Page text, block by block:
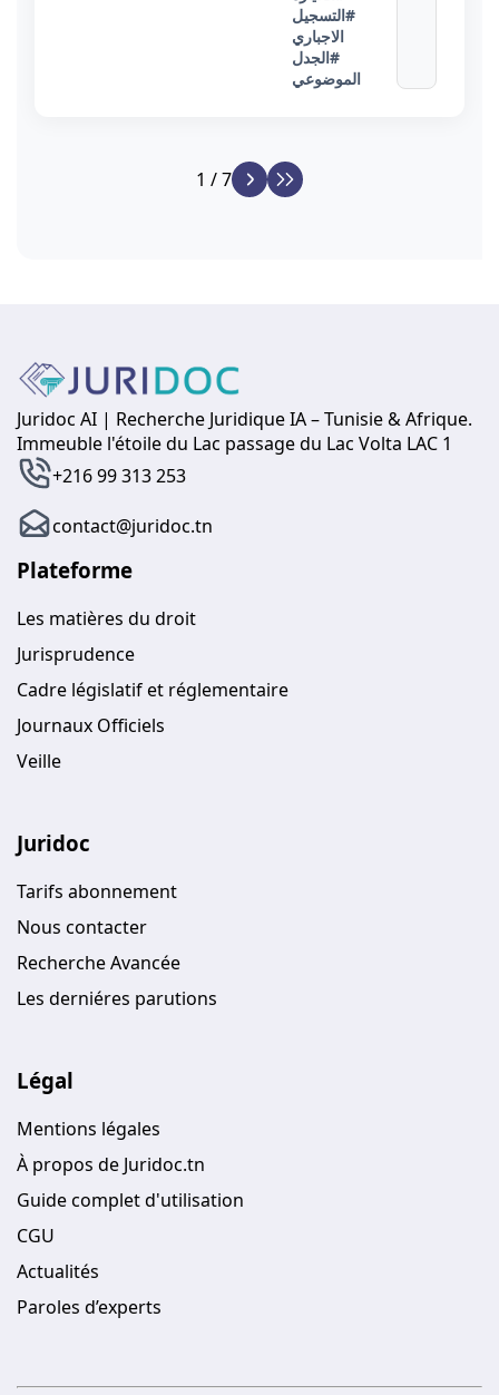
#التسجيل
الاجباري
#الجدل
الموضوعي
1 / 7
Juridoc AI | Recherche Juridique IA – Tunisie & Afrique.
Immeuble l'étoile du Lac passage du Lac Volta LAC 1
+216 99 313 253
contact@juridoc.tn
Plateforme
Les matières du droit
Jurisprudence
Cadre législatif et réglementaire
Journaux Officiels
Veille
Juridoc
Tarifs abonnement
Nous contacter
Recherche Avancée
Les derniéres parutions
Légal
Mentions légales
À propos de Juridoc.tn
Guide complet d'utilisation
CGU
Actualités
Paroles d’experts